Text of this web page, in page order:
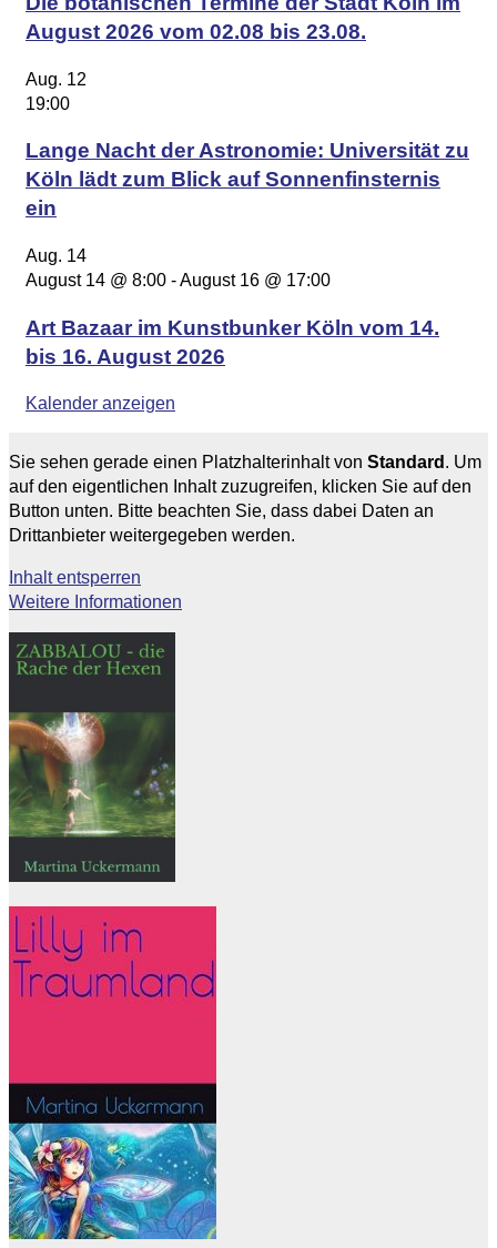
August 2026 vom 02.08 bis 23.08.
Aug. 12
19:00
Lange Nacht der Astronomie: Universität zu
Köln lädt zum Blick auf Sonnenfinsternis
ein
Aug. 14
August 14 @ 8:00 -August 16 @ 17:00
Art Bazaar im Kunstbunker Köln vom 14.
bis 16. August 2026
Kalender anzeigen
Sie sehen gerade einen Platzhalterinhalt von Standard . Um
auf den eigentlichen Inhalt zuzugreifen, klicken Sie auf den
Button unten. Bitte beachten Sie, dass dabei Daten an
Drittanbieter weitergegeben werden.
Inhalt entsperren
Weitere Informationen